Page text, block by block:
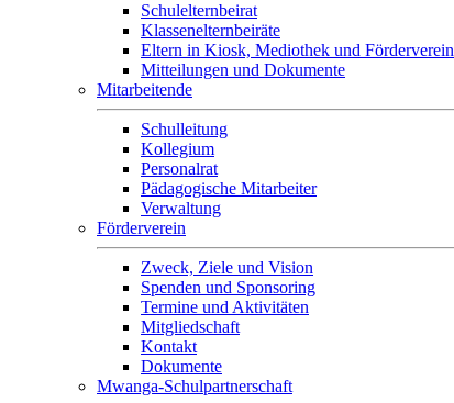
Schulelternbeirat
Klassenelternbeiräte
Eltern in Kiosk, Mediothek und Förderverein
Mitteilungen und Dokumente
Mitarbeitende
Schulleitung
Kollegium
Personalrat
Pädagogische Mitarbeiter
Verwaltung
Förderverein
Zweck, Ziele und Vision
Spenden und Sponsoring
Termine und Aktivitäten
Mitgliedschaft
Kontakt
Dokumente
Mwanga-Schulpartnerschaft